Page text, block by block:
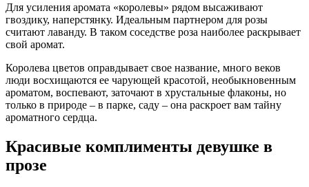
Для усиления аромата «королевы» рядом высаживают
гвоздику, наперстянку. Идеальным партнером для розы
считают лаванду. В таком соседстве роза наиболее раскрывает
свой аромат.
Королева цветов оправдывает свое название, много веков
люди восхищаются ее чарующей красотой, необыкновенным
ароматом, воспевают, заточают в хрустальные флаконы, но
только в природе – в парке, саду – она раскроет вам тайну
ароматного сердца.
Красивые комплименты девушке в
прозе